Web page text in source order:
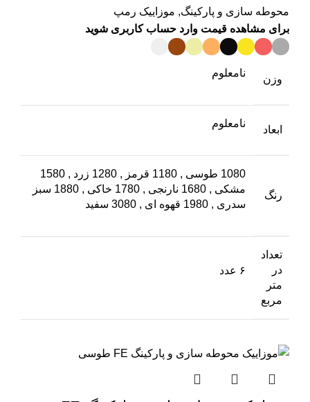
محوطه سازی و پارکینگ, موزاییک رمپ
برای مشاهده قیمت وارد حساب کاربری شوید
وزن
نامعلوم
ابعاد
نامعلوم
رنگ
1080 طوسی , 1180 قرمز , 1280 زرد ,
1580
مشکی , 1680 نارنجی , 1780 خاکی ,
1880 سبز
سدری , 1980 قهوه ای , 3080 سفید
تعداد
در
متر
مربع
۶ عدد